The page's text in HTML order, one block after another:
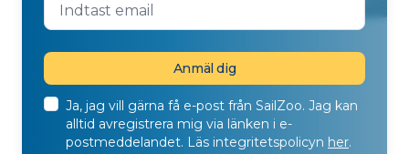
Ja, jag vill gärna få e-post från SailZoo. Jag kan
alltid avregistrera mig via länken i e-
postmeddelandet. Läs integritetspolicyn her.